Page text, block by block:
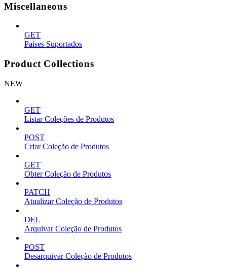
Miscellaneous
GET
Países Suportados
Product Collections
NEW
GET
Listar Coleções de Produtos
POST
Criar Coleção de Produtos
GET
Obter Coleção de Produtos
PATCH
Atualizar Coleção de Produtos
DEL
Arquivar Coleção de Produtos
POST
Desarquivar Coleção de Produtos